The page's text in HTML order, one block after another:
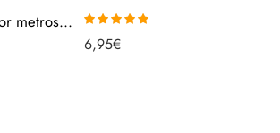
Moqueta fieltro por metros – VERDE, 280gr/m2, Venta Por Metros, Para Interior, Salón, Suelo [ancho 200 cms] 7502103
Valorado con
5.00de 5
6,95€